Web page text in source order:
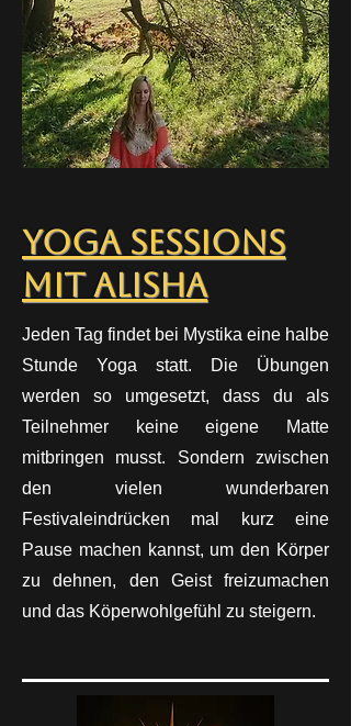
Yoga Sessions
mit Alisha
Jeden Tag findet bei Mystika eine halbe
Stunde Yoga statt. Die Übungen
werden so umgesetzt, dass du als
Teilnehmer keine eigene Matte
mitbringen musst. Sondern zwischen
den vielen wunderbaren
Festivaleindrücken mal kurz eine
Pause machen kannst, um den Körper
zu dehnen, den Geist freizumachen
und das Köperwohlgefühl zu steigern.